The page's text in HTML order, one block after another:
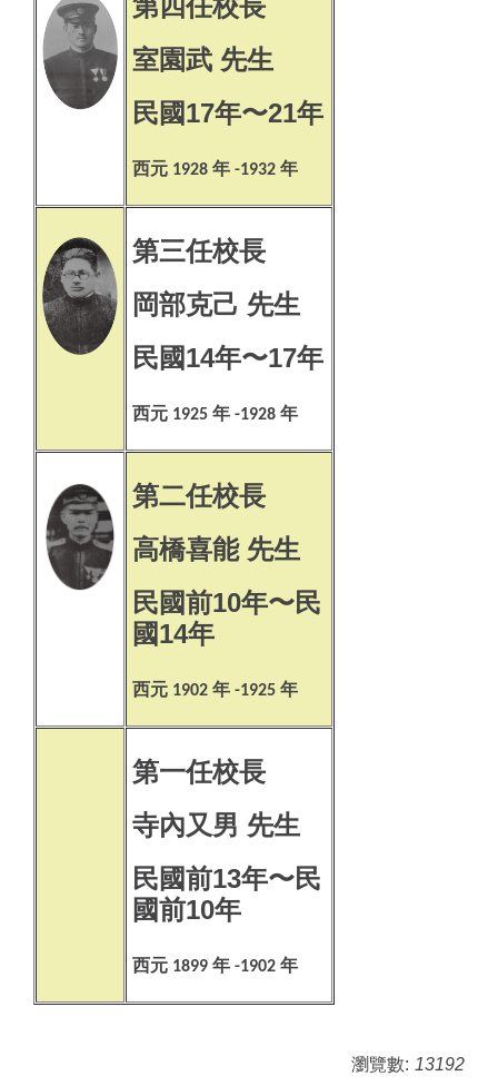
第四任校長
室園武 先生
民國17年〜21年
西元 1928 年 -1932 年
第三任校長
岡部克己 先生
民國14年〜17年
西元 1925 年 -1928 年
第二任校長
高橋喜能 先生
民國前10年〜民
國14年
西元 1902 年 -1925 年
第一任校長
寺內又男 先生
民國前13年〜民
國前10年
西元 1899 年 -1902 年
瀏覽數: 13192